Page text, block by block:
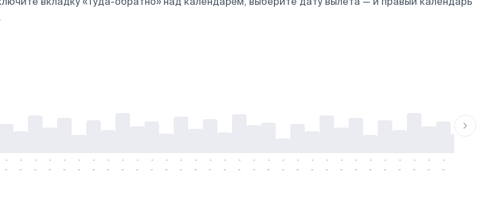
-
-
-
-
-
-
-
-
-
-
-
-
-
-
-
-
-
-
-
-
-
-
-
-
-
-
-
-
-
-
-
-
-
-
-
-
-
-
-
-
-
-
-
-
-
-
-
-
-
-
-
-
-
-
-
-
-
-
-
-
-
-